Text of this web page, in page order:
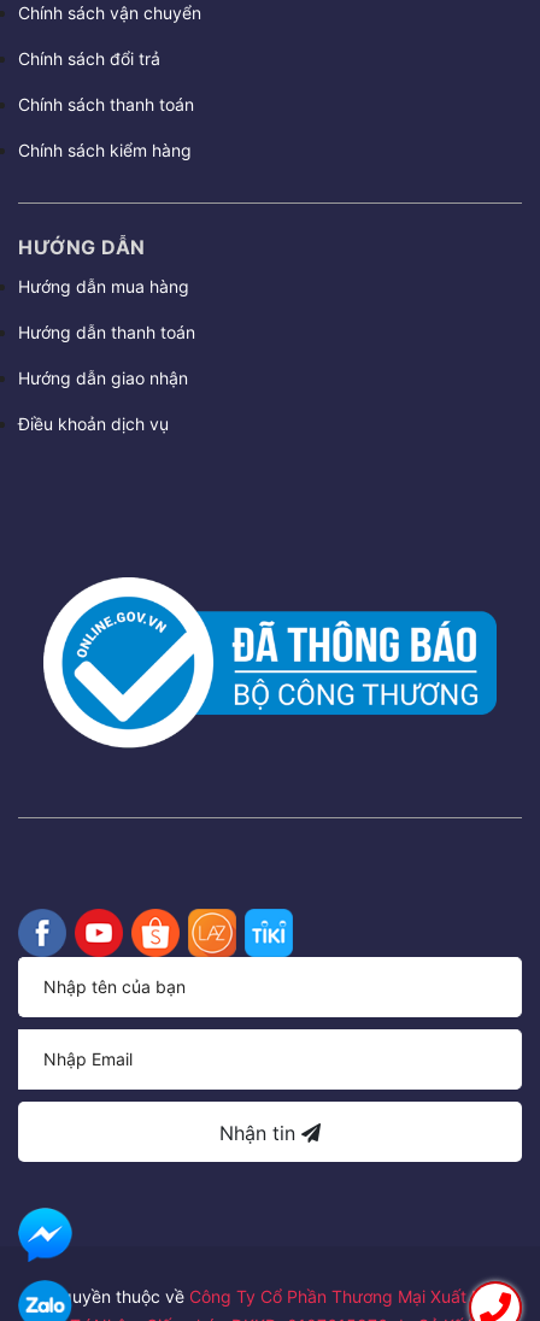
Chính sách vận chuyển
Chính sách đổi trả
Chính sách thanh toán
Chính sách kiểm hàng
HƯỚNG DẪN
Hướng dẫn mua hàng
Hướng dẫn thanh toán
Hướng dẫn giao nhận
Điều khoản dịch vụ
Nhận tin
Bản quyền thuộc về Công Ty Cổ Phần Thương Mại Xuất Nhập